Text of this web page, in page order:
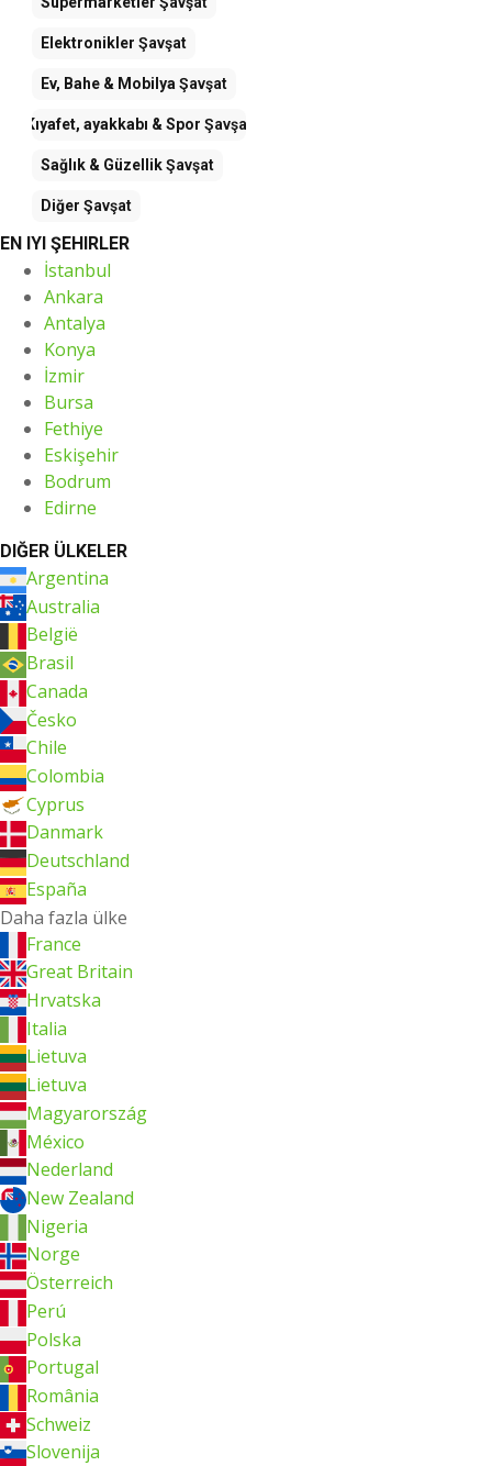
Elektronikler Şavşat
Ev, Bahe & Mobilya Şavşat
Kıyafet, ayakkabı & Spor Şavşat
Sağlık & GüzellikŞavşat
Diğer Şavşat
EN IYI ŞEHIRLER
İstanbul
Ankara
Antalya
Konya
İzmir
Bursa
Fethiye
Eskişehir
Bodrum
Edirne
DIĞER ÜLKELER
Argentina
Australia
België
Brasil
Canada
Česko
Chile
Colombia
Cyprus
Danmark
Deutschland
España
Daha fazla ülke
France
Great Britain
Hrvatska
Italia
Lietuva
Lietuva
Magyarország
México
Nederland
New Zealand
Nigeria
Norge
Österreich
Perú
Polska
Portugal
România
Schweiz
Slovenija